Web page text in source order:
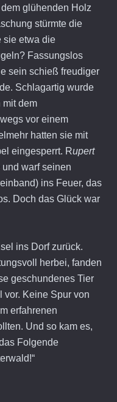
glühenden Holz
stürmte die
etwa die
Fassungslos
sein schieß freudiger
Schlagartig wurde
mit dem
vor einem
hatten sie mit
eingesperrt. Rupert
warf seinen
ins Feuer, das
Doch das Glück war
ins Dorf zurück.
herbei, fanden
geschundenes Tier
vor. Keine Spur von
erfahrenen
Und so kam es,
Folgende